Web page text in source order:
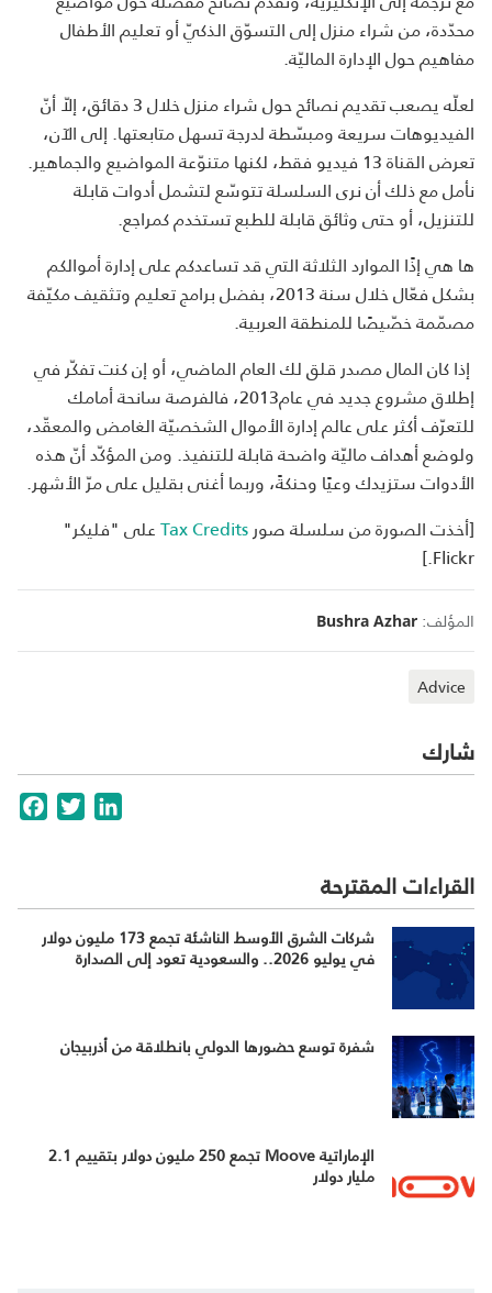
محدّدة، من شراء منزل إلى التسوّق الذكيّ أو تعليم الأطفال
مفاهيم حول الإدارة الماليّة.
لعلّه يصعب تقديم نصائح حول شراء منزل خلال 3 دقائق، إلاّ أنّ
الفيديوهات سريعة ومبسّطة لدرجة تسهل متابعتها. إلى الآن،
تعرض القناة 13 فيديو فقط، لكنها متنوّعة المواضيع والجماهير.
نأمل مع ذلك أن نرى السلسلة تتوسّع لتشمل أدوات قابلة
للتنزيل، أو حتى وثائق قابلة للطبع تستخدم كمراجع.
ها هي إذًا الموارد الثلاثة التي قد تساعدكم على إدارة أموالكم
بشكل فعّال خلال سنة 2013، بفضل برامج تعليم وتثقيف مكيّفة
مصمّمة خصّيصًا للمنطقة العربية.
إذا كان المال مصدر قلق لك العام الماضي، أو إن كنت تفكّر في
إطلاق مشروع جديد في عام2013، فالفرصة سانحة أمامك
للتعرّف أكثر على عالم إدارة الأموال الشخصيّة الغامض والمعقّد،
ولوضع أهداف ماليّة واضحة قابلة للتنفيذ. ومن المؤكّد أنّ هذه
الأدوات ستزيدك وعيًا وحنكةً، وربما أغنى بقليل على مرّ الأشهر.
[أخذت الصورة من سلسلة صورTax Creditsعلى "فليكر"
Flickr.]
المؤلف: Bushra Azhar
Advice
شارك
TwitterLinkedIn
القراءات المقترحة
شركات الشرق الأوسط الناشئة تجمع 173 مليون دولار
في يوليو 2026.. والسعودية تعود إلى الصدارة
شفرة توسع حضورها الدولي بانطلاقة من أذربيجان
الإماراتية Moove تجمع 250 مليون دولار بتقييم 2.1
مليار دولار